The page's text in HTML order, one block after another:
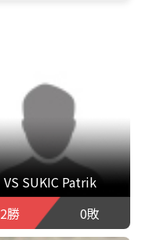
VS SUKIC Patrik
2勝
0敗